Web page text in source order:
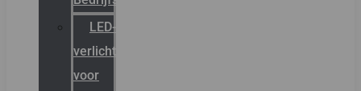
LED-
verlichting
voor